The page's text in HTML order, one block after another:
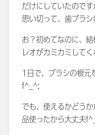
だけにしていたのです
思い切って、歯ブラシ
お？初めてなのに、結
レオがカミカミしてく
1日で、ブラシの根元
f^_^;
でも、使えるかどう
品使ったから大丈夫